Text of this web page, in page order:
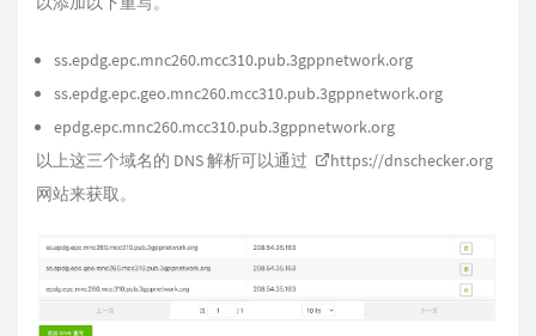
ss.epdg.epc.mnc260.mcc310.pub.3gppnetwork.org
ss.epdg.epc.geo.mnc260.mcc310.pub.3gppnetwork.org
epdg.epc.mnc260.mcc310.pub.3gppnetwork.org
以上这三个域名的 DNS 解析可以通过
https://dnschecker.org
网站来获取。